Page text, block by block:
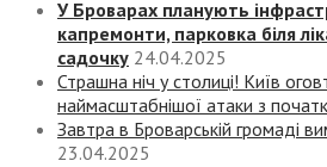
У Броварах планують
капремонти, парковка біля
садочку 24.04.2025
Страшна ніч у столиці! Київ
наймасштабнішої атаки з
Завтра в Броварській громаді
23.04.2025